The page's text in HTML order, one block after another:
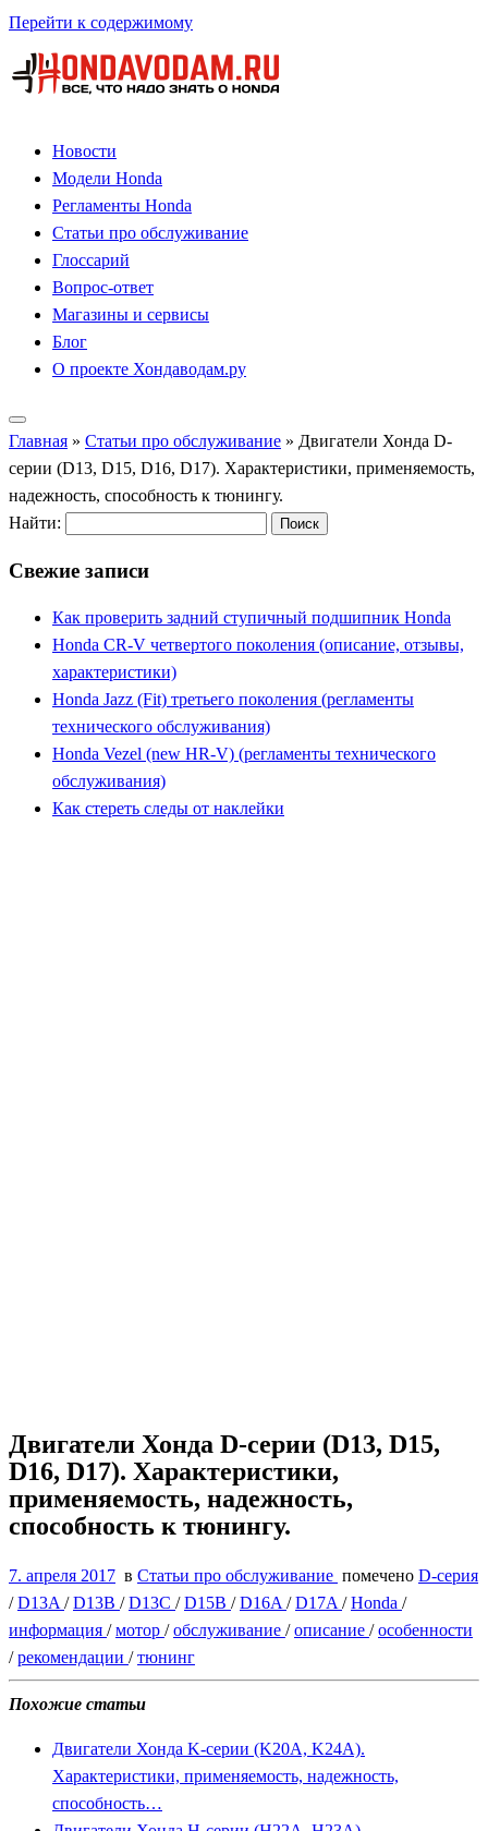
Перейти к содержимому
Новости
Модели Honda
Регламенты Honda
Статьи про обслуживание
Глоссарий
Вопрос-ответ
Магазины и сервисы
Блог
О проекте Хондаводам.ру
Главная » Статьи про обслуживание » Двигатели Хонда D-
серии (D13, D15, D16, D17). Характеристики, применяемость,
надежность, способность к тюнингу.
Найти:
Свежие записи
Как проверить задний ступичный подшипник Honda
Honda CR-V четвертого поколения (описание, отзывы,
характеристики)
Honda Jazz (Fit) третьего поколения (регламенты
технического обслуживания)
Honda Vezel (new HR-V) (регламенты технического
обслуживания)
Как стереть следы от наклейки
Двигатели Хонда D-серии (D13, D15,
D16, D17). Характеристики,
применяемость, надежность,
способность к тюнингу.
7. апреля 2017 в Статьи про обслуживание помечено D-серия
/D13A /D13B /D13C /D15B /D16A /D17A /Honda /
информация /мотор /обслуживание /описание /особенности
/рекомендации /тюнинг
Похожие статьи
Двигатели Хонда K-серии (K20A, K24A).
Характеристики, применяемость, надежность,
способность…